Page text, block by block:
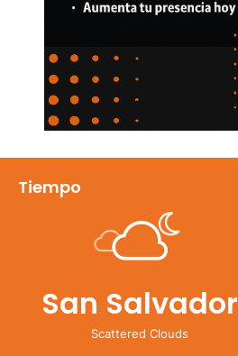
Tiempo
San Salvador
Scattered Clouds